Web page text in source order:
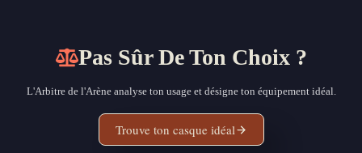
Pas Sûr De Ton Choix ?
L'Arbitre de l'Arène analyse ton usage et désigne ton équipement idéal.
Trouve ton casque idéal